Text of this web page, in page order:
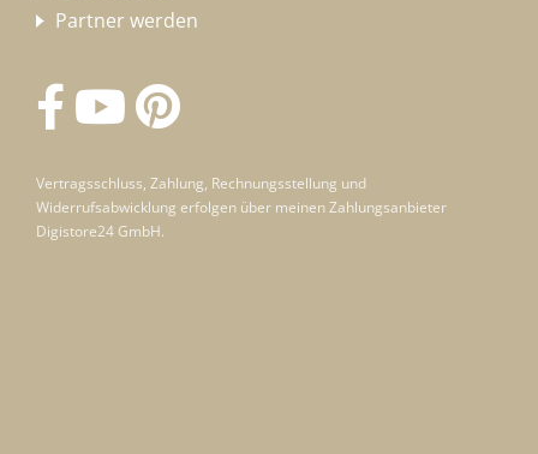
Partner werden
Vertragsschluss, Zahlung, Rechnungsstellung und
Widerrufsabwicklung erfolgen über meinen Zahlungsanbieter
Digistore24 GmbH.